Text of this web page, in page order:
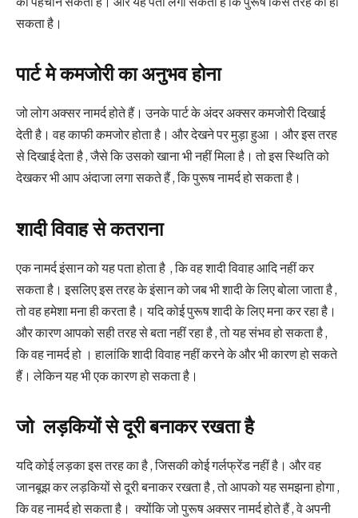
सकता है।
पार्ट मे कमजोरी का अनुभव होना
जो लोग अक्सर नामर्द होते हैं। उनके पार्ट के अंदर अक्सर कमजोरी दिखाई
देती है। वह काफी कमजोर होता है। और देखने पर मुड़ा हुआ । और इस तरह
से दिखाई देता है , जैसे कि उसको खाना भी नहीं मिला है। तो इस स्थिति को
देखकर भी आप अंदाजा लगा सकते हैं , कि पुरूष नामर्द हो सकता है।
शादी विवाह से कतराना
एक नामर्द इंसान को यह पता होता है , कि वह शादी विवाह आदि नहीं कर
सकता है। इसलिए इस तरह के इंसान को जब भी शादी के लिए बोला जाता है ,
तो वह हमेशा मना ही करता है। यदि कोई पुरूष शादी के लिए मना कर रहा है।
और कारण आपको सही तरह से बता नहीं रहा है , तो यह संभव हो सकता है ,
कि वह नामर्द हो । हालांकि शादी विवाह नहीं करने के और भी कारण हो सकते
हैं। लेकिन यह भी एक कारण हो सकता है।
जो लड़कियों से दूरी बनाकर रखता है
यदि कोई लड़का इस तरह का है , जिसकी कोई गर्लफ्रेंड नहीं है। और वह
जानबूझ कर लड़कियों से दूरी बनाकर रखता है , तो आपको यह समझना होगा ,
कि वह नामर्द हो सकता है। क्योंकि जो पुरूष अक्सर नामर्द होते हैं , वे अपनी